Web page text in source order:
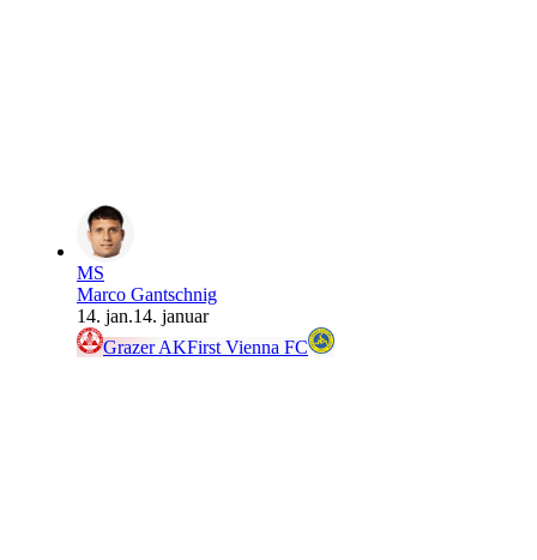
MS
Marco Gantschnig
14. jan.14. januar
Grazer AKFirst Vienna FC